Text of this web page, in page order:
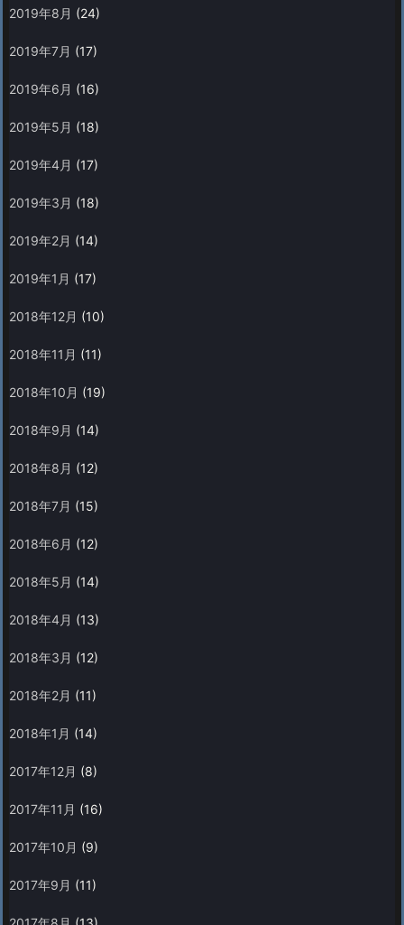
2019年8月 (24)
2019年7月 (17)
2019年6月 (16)
2019年5月 (18)
2019年4月 (17)
2019年3月 (18)
2019年2月 (14)
2019年1月 (17)
2018年12月 (10)
2018年11月 (11)
2018年10月 (19)
2018年9月 (14)
2018年8月 (12)
2018年7月 (15)
2018年6月 (12)
2018年5月 (14)
2018年4月 (13)
2018年3月 (12)
2018年2月 (11)
2018年1月 (14)
2017年12月 (8)
2017年11月 (16)
2017年10月 (9)
2017年9月 (11)